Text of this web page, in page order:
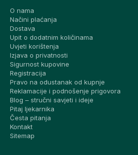
O nama
Načini plaćanja
Dostava
Upit o dodatnim količinama
Uvjeti korištenja
Izjava o privatnosti
Sigurnost kupovine
Registracija
Pravo na odustanak od kupnje
Reklamacije i podnošenje prigovora
Blog – stručni savjeti i ideje
Pitaj ljekarnika
Česta pitanja
Kontakt
Sitemap